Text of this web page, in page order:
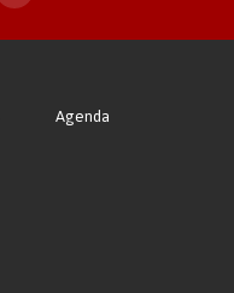
Agenda